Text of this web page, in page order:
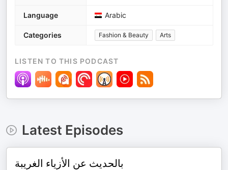
Language Arabic
Categories Fashion & Beauty Arts
LISTEN TO THIS PODCAST
Latest Episodes
بالحديث عن الأزياء الغريبة